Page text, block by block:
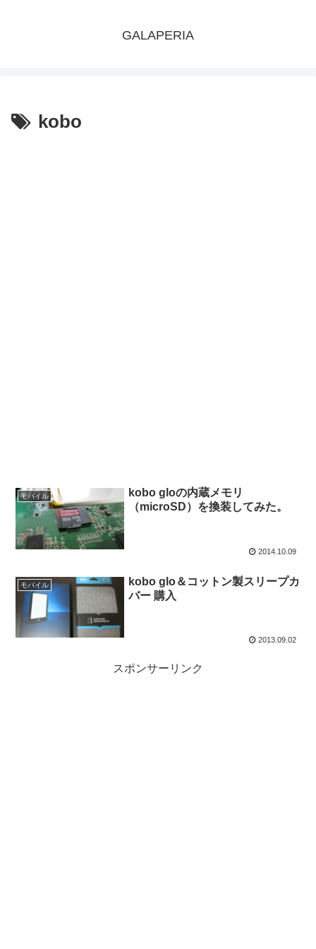
GALAPERIA
kobo
モバイル
kobo gloの内蔵メモリ
（microSD）を換装してみた。
2014.10.09
モバイル
kobo glo＆コットン製スリープカ
バー 購入
2013.09.02
スポンサーリンク